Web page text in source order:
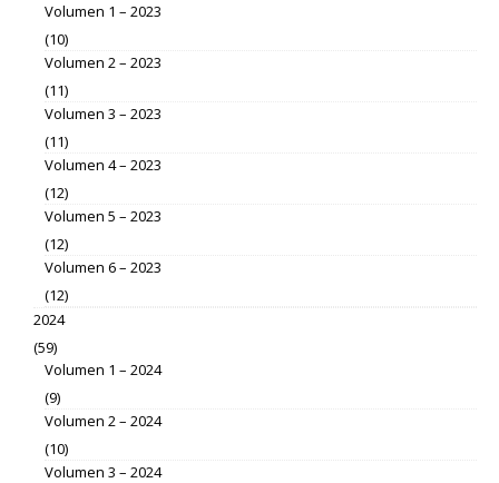
Volumen 1 – 2023
(10)
Volumen 2 – 2023
(11)
Volumen 3 – 2023
(11)
Volumen 4 – 2023
(12)
Volumen 5 – 2023
(12)
Volumen 6 – 2023
(12)
2024
(59)
Volumen 1 – 2024
(9)
Volumen 2 – 2024
(10)
Volumen 3 – 2024